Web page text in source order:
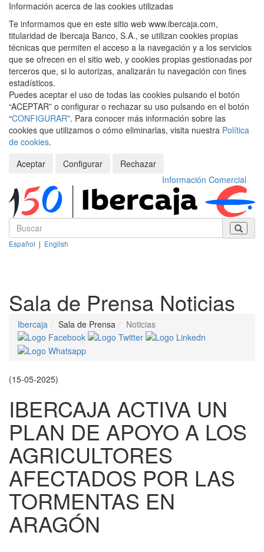
Información acerca de las cookies utilizadas
Te informamos que en este sitio web www.ibercaja.com,
titularidad de Ibercaja Banco, S.A., se utilizan cookies propias
técnicas que permiten el acceso a la navegación y a los servicios
que se ofrecen en el sitio web, y cookies propias gestionadas por
terceros que, si lo autorizas, analizarán tu navegación con fines
estadísticos.
Puedes aceptar el uso de todas las cookies pulsando el botón
“ACEPTAR” o configurar o rechazar su uso pulsando en el botón
“CONFIGURAR”. Para conocer más información sobre las
cookies que utilizamos o cómo eliminarlas, visita nuestra Política
de cookies.
Aceptar
Configurar
Rechazar
Información Comercial
Español | English
Sala de Prensa Noticias
Ibercaja Sala de Prensa Noticias
(15-05-2025)
IBERCAJA ACTIVA UN
PLAN DE APOYO A LOS
AGRICULTORES
AFECTADOS POR LAS
TORMENTAS EN
ARAGÓN